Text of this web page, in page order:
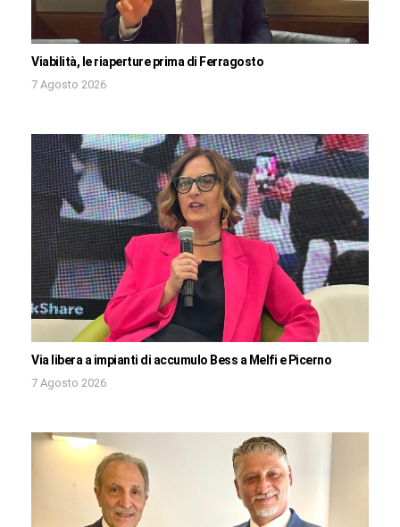
Viabilità, le riaperture prima di Ferragosto
7 Agosto 2026
Via libera a impianti di accumulo Bess a Melfi e Picerno
7 Agosto 2026